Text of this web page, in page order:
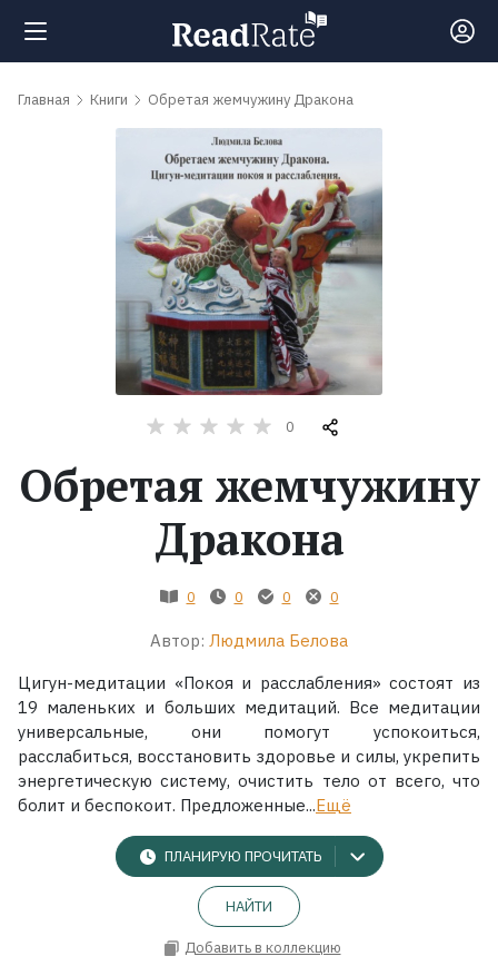
Поиск
Авторы
Коллекции
Главная Книги Обретая жемчужину Дракона
0
Обретая жемчужину
Дракона
0 0 0 0
Автор: Людмила Белова
Цигун-медитации «Покоя и расслабления» состоят из
19 маленьких и больших медитаций. Все медитации
универсальные, они помогут успокоиться,
расслабиться, восстановить здоровье и силы, укрепить
энергетическую систему, очистить тело от всего, что
болит и беспокоит. Предложенные...Ещё
ПЛАНИРУЮ ПРОЧИТАТЬ
НАЙТИ
Добавить в коллекцию